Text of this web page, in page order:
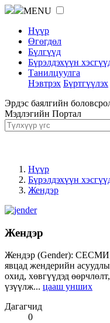
MENU
Нүүр
Өгөгдөл
Бүлгүүд
Бүрэлдэхүүн
Танилцуулга
Нэвтрэх Бүртгүүлэх
Эрдэс баялгийн
Мэдлэгийн Портал
Нүүр
Бүрэлдэхүүн
Жендэр
Жендэр
Жендэр (Gender):
явцад жендерийн
охид, хөвгүүдэд
үзүүлж... цааш унших
Дагагчид
0